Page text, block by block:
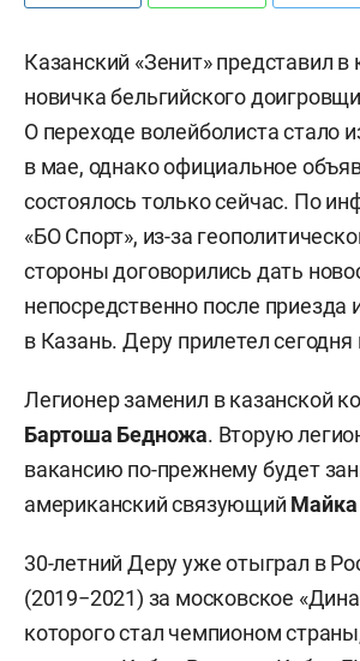
Казанский «Зенит» представил в
новичка бельгийского
О переходе волейболиста стало
в мае, однако официальное
состоялось только сейчас. По
«БО Спорт», из-за
стороны договорились дать
непосредственно после приезда
в Казань. Деру прилетел
Легионер заменил в казанской
Бартоша Бедножа. Вторую
вакансию по-прежнему будет
американский связующий Майка
30-летний Деру уже отыграл в
(2019−2021) за московское
которого стал чемпионом